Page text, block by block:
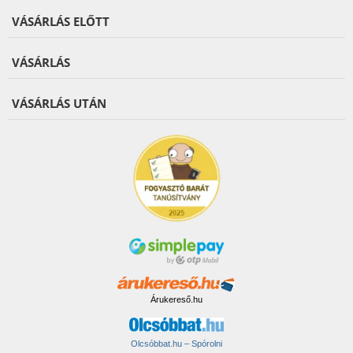
VÁSÁRLÁS ELŐTT
VÁSÁRLÁS
VÁSÁRLÁS UTÁN
Árukereső.hu
Olcsóbbat.hu – Spórolni